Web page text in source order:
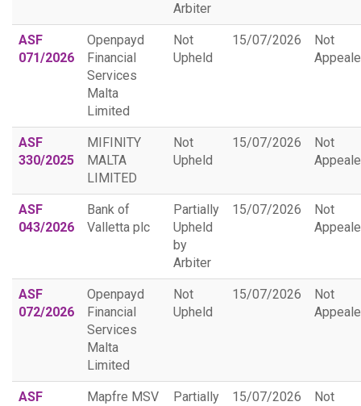
Arbiter
ASF
071/2026
Openpayd
Financial
Services
Malta
Limited
Not
Upheld
15/07/2026
Not
ASF
330/2025
MIFINITY
MALTA
LIMITED
Not
Upheld
15/07/2026
Not
ASF
043/2026
Bank of
Valletta plc
Partially
Upheld
by
Arbiter
15/07/2026
Not
ASF
072/2026
Openpayd
Financial
Services
Malta
Limited
Not
Upheld
15/07/2026
Not
ASF
Mapfre MSV
Partially
15/07/2026
Not